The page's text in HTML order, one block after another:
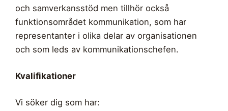
och samverkansstöd men tillhör också
funktionsområdet kommunikation, som har
representanter i olika delar av organisationen
och som leds av kommunikationschefen.
Kvalifikationer
Vi söker dig som har: